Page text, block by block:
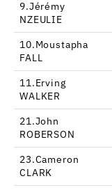
9.Jérémy
NZEULIE
10.Moustapha
FALL
11.Erving
WALKER
21.John
ROBERSON
23.Cameron
CLARK